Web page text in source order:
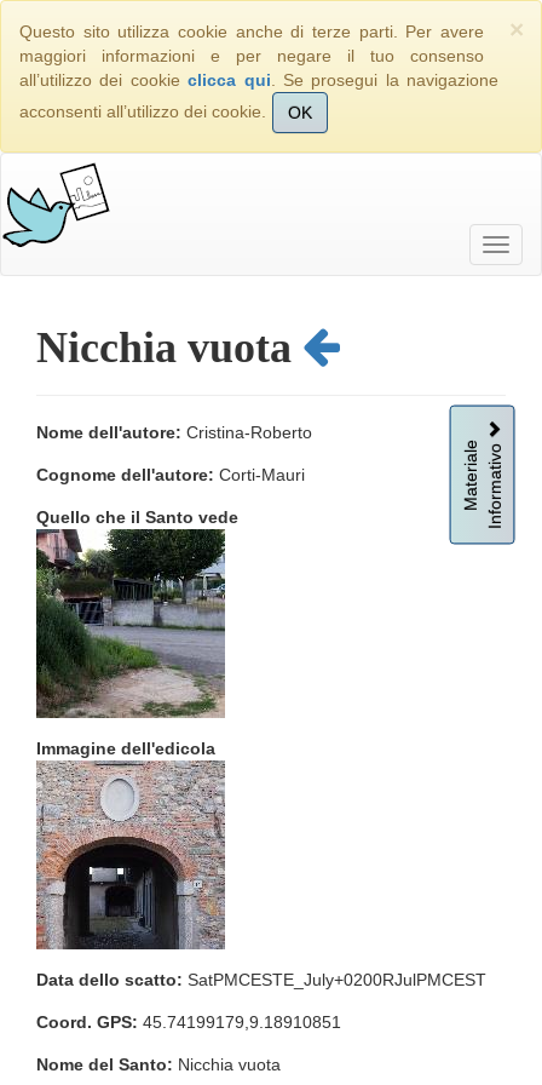
×
Questo sito utilizza cookie anche di terze parti. Per avere
maggiori informazioni e per negare il tuo consenso
all’utilizzo dei cookieclicca qui . Se prosegui la navigazione
acconsenti all’utilizzo dei cookie.
OK
Nicchia vuota
MaterialeInformativo
Nome dell'autore: Cristina-Roberto
Cognome dell'autore: Corti-Mauri
Quello che il Santo vede
Immagine dell'edicola
Data dello scatto: SatPMCESTE_July+0200RJulPMCEST
Coord. GPS: 45.74199179,9.18910851
Nome del Santo: Nicchia vuota